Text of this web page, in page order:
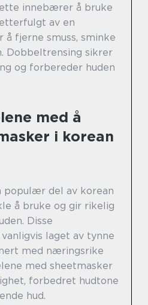
innebærer å bruke
av en
å fjerne smuss, sminke
Dobbeltrensing sikrer
og forbereder huden
med å
i korean
populær del av korean
å bruke og gir rikelig
Disse
laget av tynne
med næringsrike
med sheetmasker
forbedret hudtone
hud.